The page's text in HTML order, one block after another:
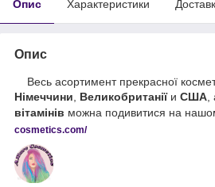
Опис Характеристики
Опис
Весь асортимент прекрасної
Німеччини
Великобританіїи США
вітамінів можна подивитися на
cosmetics.com/